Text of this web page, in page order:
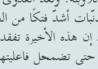
أشدّ فتكًا من
هذه الأخيرة
حتى تضمحل